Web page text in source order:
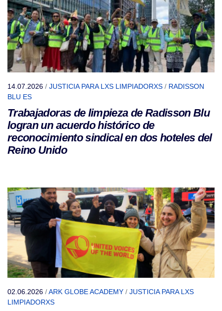
14.07.2026 / JUSTICIA PARA LXS LIMPIADORXS / RADISSON
BLU ES
Trabajadoras de limpieza de Radisson Blu
logran un acuerdo histórico de
reconocimiento sindical en dos hoteles del
Reino Unido
02.06.2026 /ARK GLOBE ACADEMY / JUSTICIA PARA LXS
LIMPIADORXS